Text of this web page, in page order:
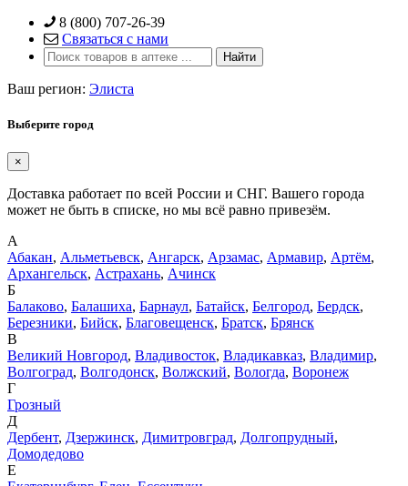
Skip
content
8 (800) 707-26-39
Связаться с нами
Ваш регион: Элиста
Выберите город
×
Доставка работает по всей России и СНГ. Вашего города
может не быть в списке, но мы всё равно привезём.
А
Абакан, Альметьевск, Ангарск, Арзамас, Армавир, Артём,
Архангельск, Астрахань, Ачинск
Б
Балаково, Балашиха, Барнаул, Батайск, Белгород, Бердск,
Березники, Бийск, Благовещенск, Братск, Брянск
В
Великий Новгород, Владивосток, Владикавказ, Владимир,
Волгоград, Волгодонск, Волжский, Вологда, Воронеж
Г
Грозный
Д
Дербент, Дзержинск, Димитровград, Долгопрудный,
Домодедово
Е